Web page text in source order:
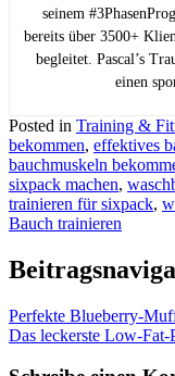
seinem
bereits über 3500+
begleitet. Pascal’s
einen
Posted in Training &
bekommen, effektives
bauchmuskeln
sixpack machen,
trainieren für sixpack,
Bauch trainieren
Perfekte Blueberry-
Das leckerste Low-Fat-